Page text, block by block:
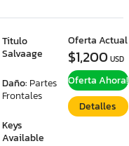
Titulo
Salvaage
Daño: Partes
Frontales
Keys
Available
Oferta Actual
$1,200USD
Oferta Ahora!
Detalles